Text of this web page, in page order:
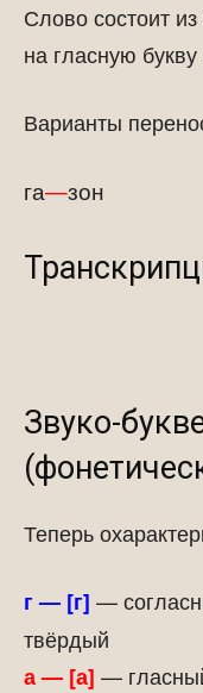
Слово состоит
на гласную
Варианты
га—зон
Звуко-
Теперь
г — [г] —
твёрдый
а — [а] —